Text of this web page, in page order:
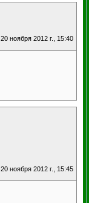
20 ноября 2012 г., 15:40
20 ноября 2012 г., 15:45